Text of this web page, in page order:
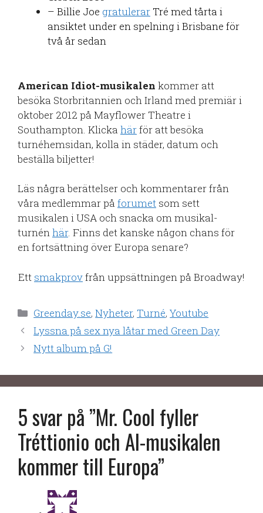
– Billie Joe gratulerar Tré med tårta i
ansiktet under en spelning i Brisbane för
två år sedan
American Idiot-musikalen kommer att
besöka Storbritannien och Irland med premiär i
oktober 2012 på Mayflower Theatre i
Southampton. Klicka härför att besöka
turnéhemsidan, kolla in städer, datum och
beställa biljetter!
Läs några berättelser och kommentarer från
våra medlemmar på forumet som sett
musikalen i USA och snacka om musikal-
turnénhär. Finns det kanske någon chans för
en fortsättning över Europa senare?
Ett smakprovfrån uppsättningen på Broadway!
Kategorier
Greenday.se,Nyheter, Turné,Youtube
Lyssna på sex nya låtar med Green Day
Nytt album på G!
5 svar på ”Mr. Cool fyller
Tréttionio och AI-musikalen
kommer till Europa”